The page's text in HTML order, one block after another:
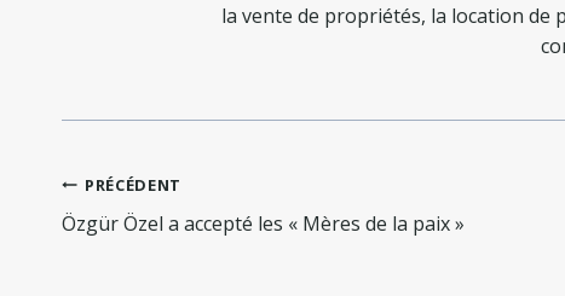
la vente de propriétés, la location
Navigation
de
l’article
PRÉCÉDENT
Özgür Özel a accepté les « Mères de la paix »